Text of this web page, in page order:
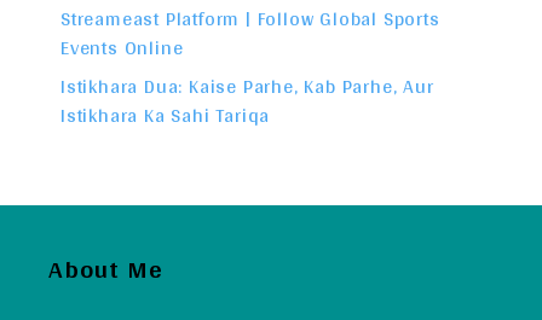
Streameast Platform | Follow Global Sports
Events Online
Istikhara Dua: Kaise Parhe, Kab Parhe, Aur
Istikhara Ka Sahi Tariqa
About Me